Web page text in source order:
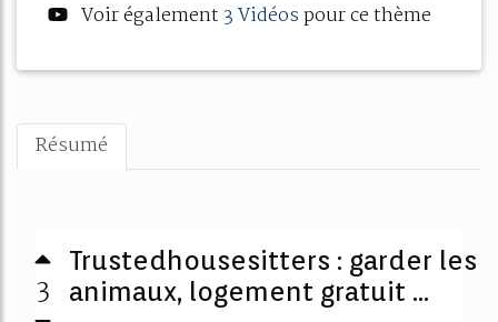
Voir également 3 Vidéospour ce thème
Résumé
3
Trustedhousesitters : garder les
animaux, logement gratuit ...